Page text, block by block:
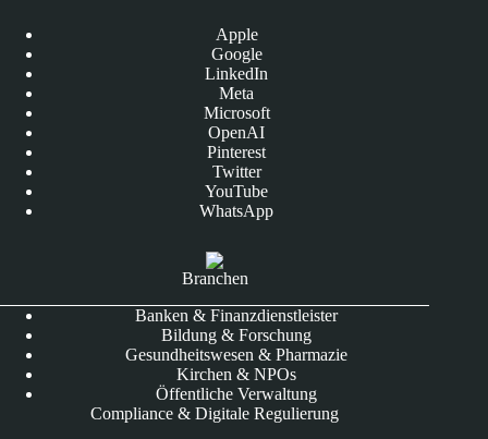
Apple
Google
LinkedIn
Meta
Microsoft
OpenAI
Pinterest
Twitter
YouTube
WhatsApp
Branchen
Banken & Finanzdienstleister
Bildung & Forschung
Gesundheitswesen & Pharmazie
Kirchen & NPOs
Öffentliche Verwaltung
Compliance & Digitale Regulierung